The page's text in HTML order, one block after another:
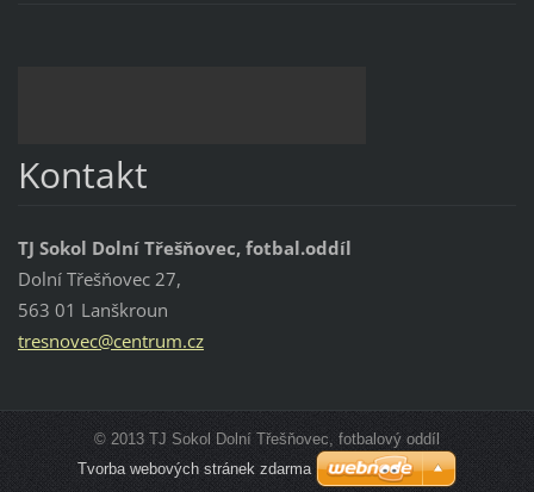
Kontakt
TJ Sokol Dolní Třešňovec, fotbal.oddíl
Dolní Třešňovec 27,
563 01 Lanškroun
tresnovec@centrum.cz
© 2013 TJ Sokol Dolní Třešňovec, fotbalový oddíl
Tvorba webových stránek zdarma